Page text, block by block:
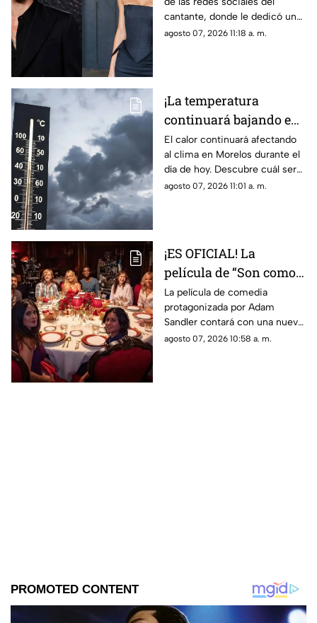
latina; así compartió la
noticia
cantante, donde le dedicó un
emotivo mensaje.
agosto 07, 2026 11:18 a. m.
¡La temperatura
continuará bajando en
Morelos! Estos son los
municipios que
registrarán menos de
30 grados
El calor continuará afectando
al clima en Morelos durante el
día de hoy. Descubre cuál será
la temperatura máxima hoy
agosto 07, 2026 11:01 a. m.
¡ES OFICIAL! La
película de “Son como
niños” contará con una
tercera parte; estos
actores regresan
La película de comedia
protagonizada por Adam
Sandler contará con una nueva
entrega tras más de una
agosto 07, 2026 10:58 a. m.